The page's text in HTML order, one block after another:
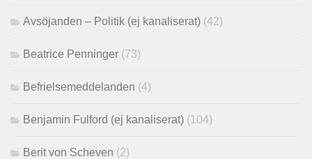
Avsöjanden – Politik (ej kanaliserat) (42)
Beatrice Penninger (73)
Befrielsemeddelanden (4)
Benjamin Fulford (ej kanaliserat) (104)
Berit von Scheven (2)